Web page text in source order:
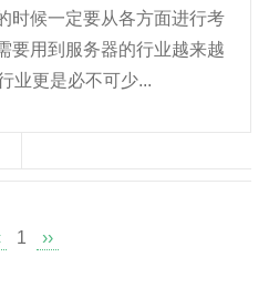
时候一定要从各方面进行考
要用到服务器的行业越来越
业更是必不可少...
1 ››